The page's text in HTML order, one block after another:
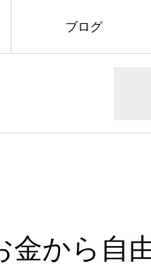
ブログ
金から自